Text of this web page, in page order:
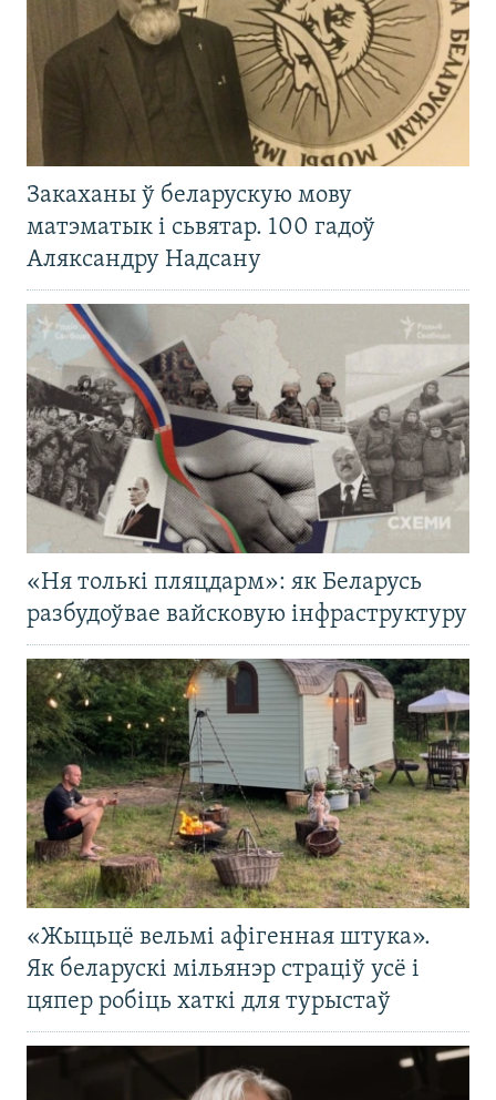
Закаханы ў беларускую мову
матэматык і сьвятар. 100 гадоў
Аляксандру Надсану
«Ня толькі пляцдарм»: як Беларусь
разбудоўвае вайсковую інфраструктуру
«Жыцьцё вельмі афігенная штука».
Як беларускі мільянэр страціў усё і
цяпер робіць хаткі для турыстаў